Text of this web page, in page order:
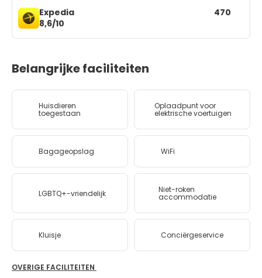
Expedia
8,6/10
470
Belangrijke faciliteiten
Huisdieren
toegestaan
Oplaadpunt voor
elektrische voertuigen
Bagageopslag WiFi
LGBTQ+-vriendelijk Niet-roken
accommodatie
Kluisje Conciërgeservice
OVERIGE FACILITEITEN